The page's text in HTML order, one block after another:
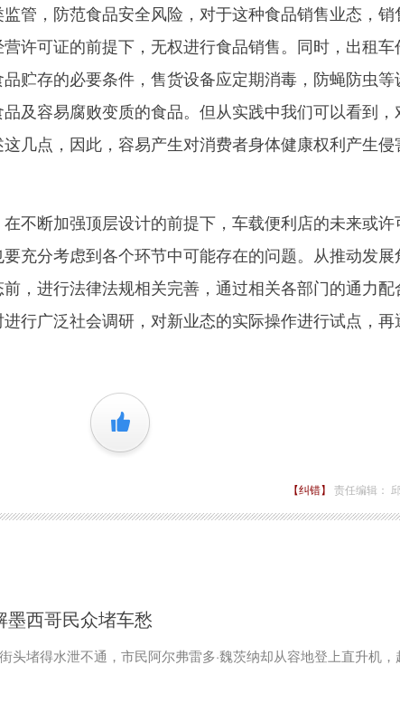
管，防范食品安全风险，对于这种食品销售业态，销
许可证的前提下，无权进行食品销售。同时，出租车
贮存的必要条件，售货设备应定期消毒，防蝇防虫等
及容易腐败变质的食品。但从实践中我们可以看到，
几点，因此，容易产生对消费者身体健康权利产生侵
断加强顶层设计的前提下，车载便利店的未来或许
充分考虑到各个环节中可能存在的问题。从推动发展
，进行法律法规相关完善，通过相关各部门的通力配
行广泛社会调研，对新业态的实际操作进行试点，再
+1
【纠错】 责任编辑：
墨西哥民众堵车愁
头堵得水泄不通，市民阿尔弗雷多·魏茨纳却从容地登上直升机，